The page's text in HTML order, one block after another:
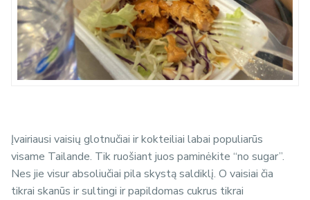
Įvairiausi vaisių glotnučiai ir kokteiliai labai populiarūs
visame Tailande. Tik ruošiant juos paminėkite “no sugar”.
Nes jie visur absoliučiai pila skystą saldiklį. O vaisiai čia
tikrai skanūs ir sultingi ir papildomas cukrus tikrai